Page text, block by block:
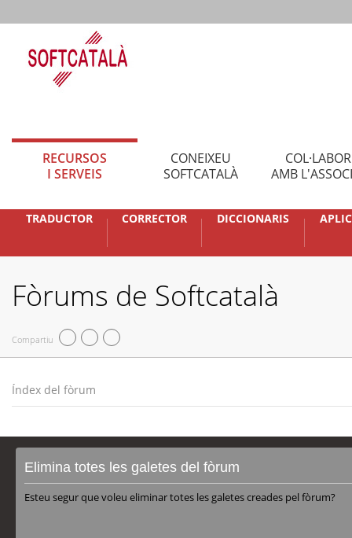
RECURSOS
I SERVEIS
CONEIXEU
SOFTCATALÀ
AMB
TRADUCTOR CORRECTOR DICCIONARIS
Fòrums de Softcatalà
Compartiu
Índex del fòrum
Elimina totes les galetes del fòrum
Esteu segur que voleu eliminar totes les galetes creades pel fòrum?